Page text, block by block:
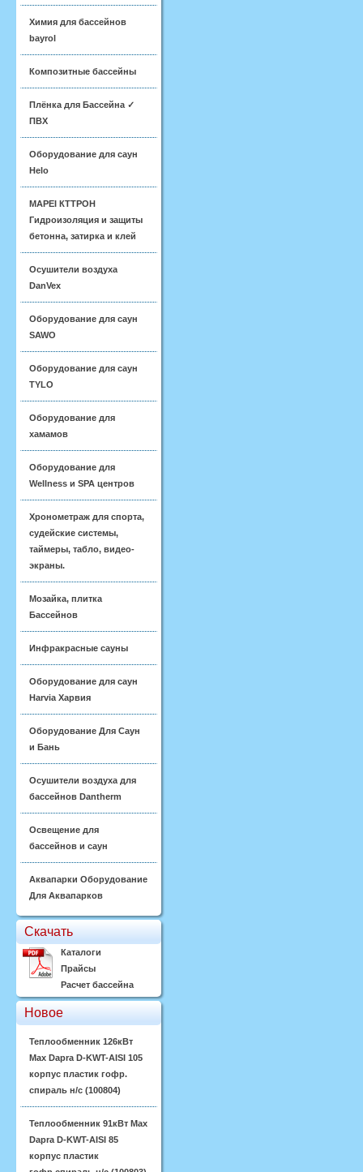
Химия для бассейнов
bayrol
Композитные бассейны
Плёнка для Бассейна ✓
ПВХ
Оборудование для саун
Helo
MAPEI КТТРОН
Гидроизоляция и защиты
бетонна, затирка и клей
Осушители воздуха
DanVex
Оборудование для саун
SAWO
Оборудование для саун
TYLO
Оборудование для
хамамов
Оборудование для
Wellness и SPA центров
Хронометраж для спорта,
судейские системы,
таймеры, табло, видео-
экраны.
Мозайка, плитка
Бассейнов
Инфракрасные сауны
Оборудование для саун
Harvia Харвия
Оборудование Для Саун
и Бань
Осушители воздуха для
бассейнов Dantherm
Освещение для
бассейнов и саун
Аквапарки Оборудование
Для Аквапарков
Скачать
Каталоги
Прайсы
Расчет бассейна
Новое
Теплообменник 126кВт
Max Dapra D-KWT-AISI 105
корпус пластик гофр.
спираль н/с (100804)
Теплообменник 91кВт Max
Dapra D-KWT-AISI 85
корпус пластик